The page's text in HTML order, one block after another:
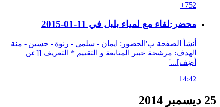
+752
محضر:لقاء مع لمياء بلبل في 11-01-2015
أنشأ الصفحة ب'الحضور: ايمان - سلمى - رنوة - حسين - منة
الهدف: مرشحة خبير المتابعة و التقييم * التعريف [[عن
أضِف]...'
14:42
25 ديسمبر 2014